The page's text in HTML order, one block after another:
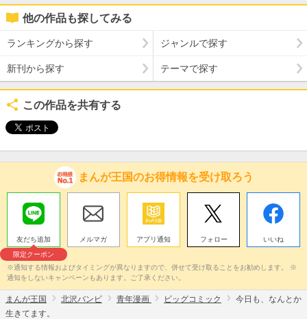
他の作品も探してみる
ランキングから探す ジャンルで探す
新刊から探す テーマで探す
この作品を共有する
まんが王国のお得情報を受け取ろう
友だち追加
限定クーポン
メルマガ アプリ通知 フォロー いいね
※通知する情報およびタイミングが異なりますので、併せて受け取ることをお勧めします。 ※
通知をしないキャンペーンもあります。ご了承ください。
まんが王国 北沢バンビ 青年漫画 ビッグコミック
今日も、なんとか
生きてます。